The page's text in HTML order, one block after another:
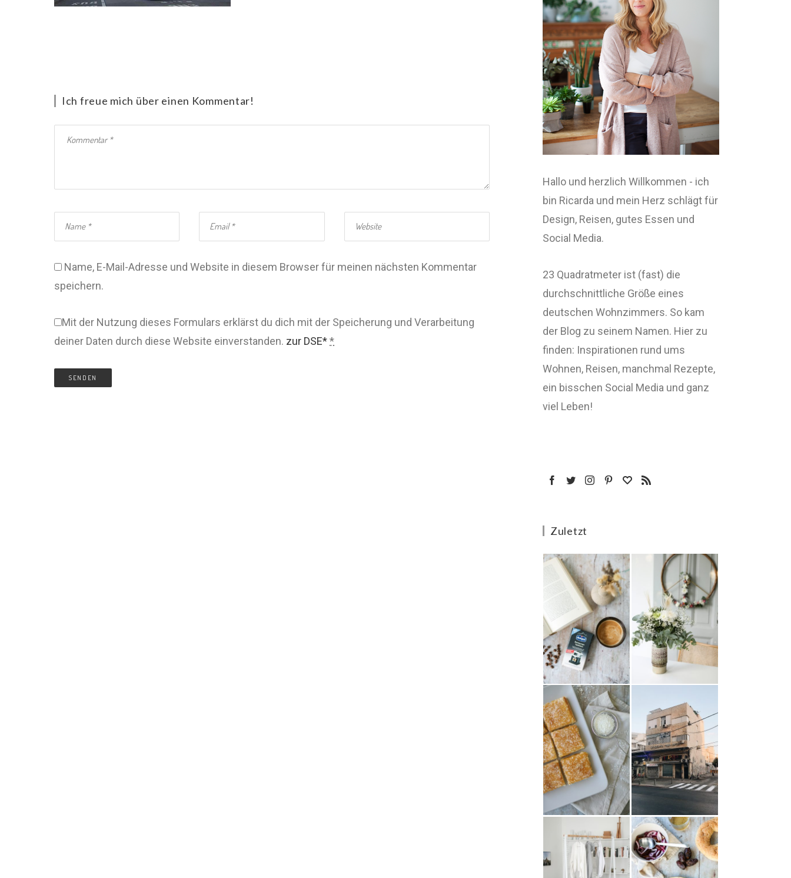
Ich freue mich über einen Kommentar!
Name, E-Mail-Adresse und Website in diesem Browser für meinen nächsten Kommentar
speichern.
Mit der Nutzung dieses Formulars erklärst du dich mit der Speicherung und Verarbeitung
deiner Daten durch diese Website einverstanden. zur DSE**
Hallo und herzlich Willkommen - ich
bin Ricarda und mein Herz schlägt für
Design, Reisen, gutes Essen und
Social Media.
23 Quadratmeter ist (fast) die
durchschnittliche Größe eines
deutschen Wohnzimmers. So kam
der Blog zu seinem Namen. Hier zu
finden: Inspirationen rund ums
Wohnen, Reisen, manchmal Rezepte,
ein bisschen Social Media und ganz
viel Leben!
Zuletzt